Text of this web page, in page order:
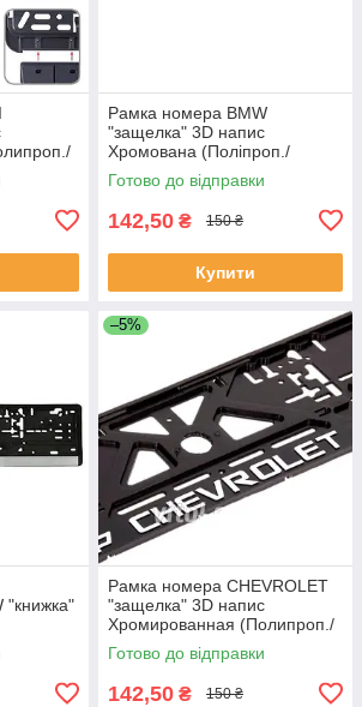
Рамка номера BMW
"защелка" 3D напис
Хромована (Поліпроп./
гнучкий морозостійкий)
Готово до відправки
142,50 ₴ 150 ₴
Купити
"книжка"
–5%
Рамка номера CHEVROLET
"защелка" 3D напис
Хромированная (Полипроп./
гибкий морозостойкий)
Готово до відправки
142,50 ₴ 150 ₴